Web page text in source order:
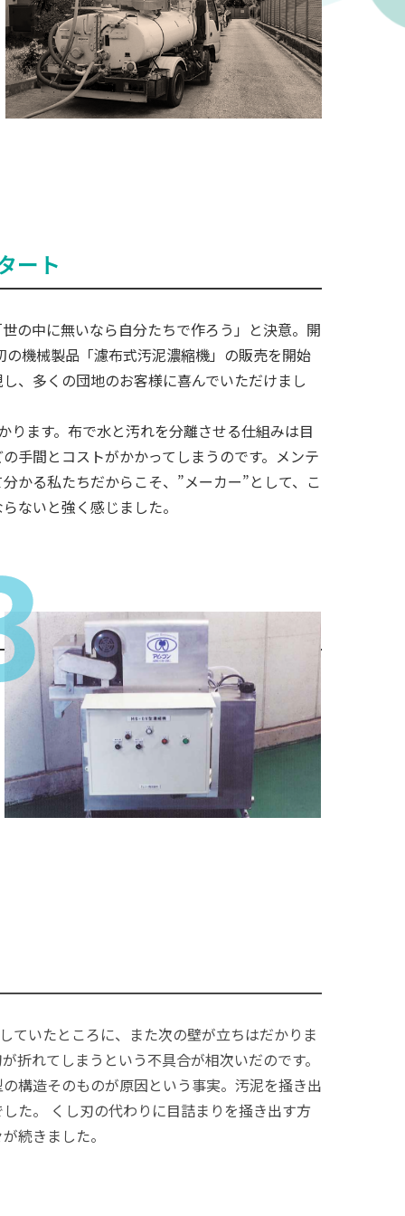
ート
の中に無いなら自分たちで作ろう」と決意。開
機械製品「濾布式汚泥濃縮機」の販売を開始
、多くの団地のお客様に喜んでいただけまし
ます。布で水と汚れを分離させる仕組みは目
手間とコストがかかってしまうのです。メンテ
かる私たちだからこそ、”メーカー”として、こ
ないと強く感じました。
ていたところに、また次の壁が立ちはだかりま
折れてしまうという不具合が相次いだのです。
構造そのものが原因という事実。汚泥を掻き出
た。 くし刃の代わりに目詰まりを掻き出す方
続きました。